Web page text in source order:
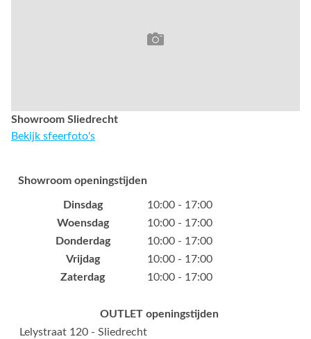
Showroom Sliedrecht
Bekijk sfeerfoto's
Showroom openingstijden
Dinsdag
10:00 - 17:00
Woensdag
10:00 - 17:00
Donderdag
10:00 - 17:00
Vrijdag
10:00 - 17:00
Zaterdag
10:00 - 17:00
OUTLET openingstijden
Lelystraat 120 - Sliedrecht